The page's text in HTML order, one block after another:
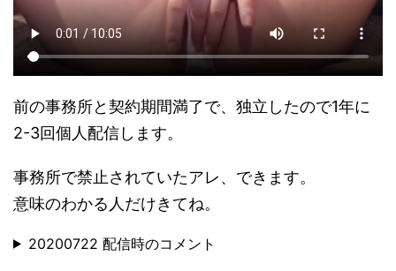
前の事務所と契約期間満了で、独立したので1年に
2-3回個人配信します。
事務所で禁止されていたアレ、できます。
意味のわかる人だけきてね。
20200722 配信時のコメント